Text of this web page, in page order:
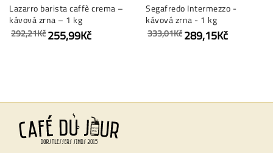
Lazarro barista caffè crema –
kávová zrna – 1 kg
292,21Kč255,99Kč
Segafredo Intermezzo -
kávová zrna - 1 kg
333,01Kč289,15Kč